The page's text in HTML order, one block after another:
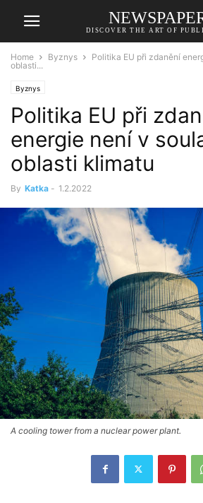
DISCOVER THE ART OF
Home Byznys
Politika EU při zdanění
oblasti...
Byznys
Politika EU při
energie není v
oblasti klimatu
By Katka - 1.2.2022
A cooling tower from a nuclear power plant.